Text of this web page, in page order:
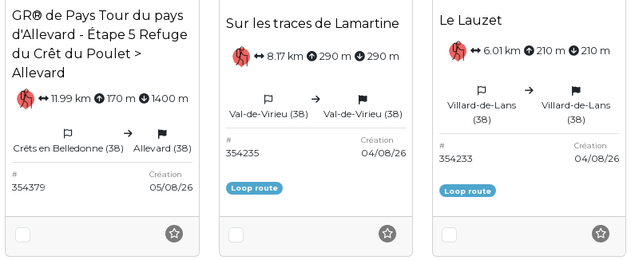
GR® de Pays Tour du pays
d'Allevard - Étape 5 Refuge
du Crêt du Poulet >
Allevard
11.99 km 170 m 1400 m
Crêts en Belledonne (38) Allevard (38)
#
354379
Création
05/08/26
Sur les traces de Lamartine
8.17 km 290 m 290 m
Val-de-Virieu (38) Val-de-Virieu (38)
#
354235
Création
04/08/26
Loop route
Le Lauzet
6.01 km 210 m 210 m
Villard-de-Lans
(38)
Villard-de-Lans
(38)
#
354233
Création
04/08/26
Loop route